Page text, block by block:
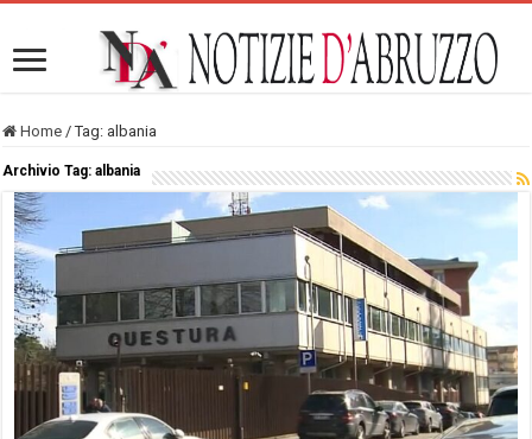
Home / Tag: albania
Archivio Tag:albania